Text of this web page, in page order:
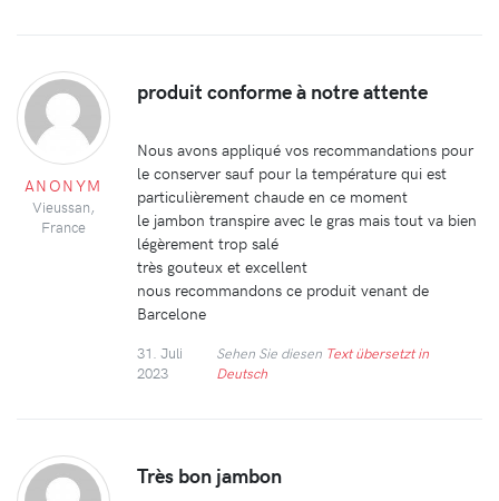
ANONYM
Vieussan,
France
produit conforme à notre attente
Nous avons appliqué vos recommandations pour
le conserver sauf pour la température qui est
particulièrement chaude en ce moment
le jambon transpire avec le gras mais tout va bien
légèrement trop salé
très gouteux et excellent
nous recommandons ce produit venant de
Barcelone
31. Juli
2023
Sehen Sie diesen Text übersetzt in
Deutsch
Très bon jambon